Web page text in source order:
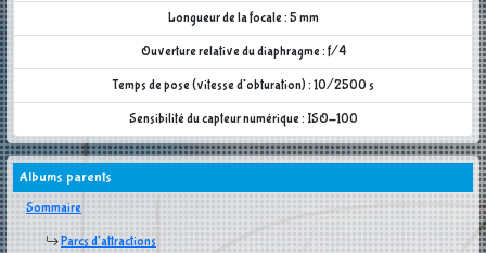
Longueur de la focale : 5 mm
Ouverture relative du diaphragme : f/4
Temps de pose (vitesse d'obturation) : 10/2500 s
Sensibilité du capteur numérique : ISO-100
Albums parents
Sommaire
Parcs d'attractions